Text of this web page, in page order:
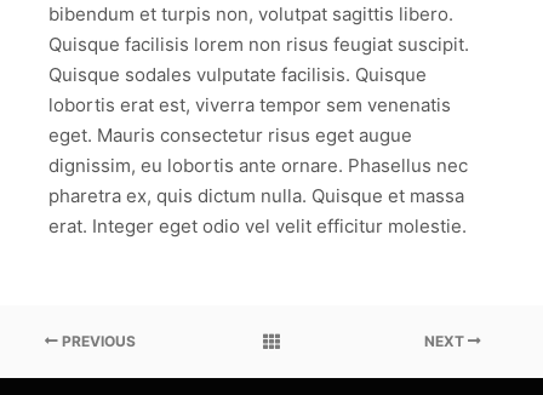
bibendum et turpis non, volutpat sagittis libero.
Quisque facilisis lorem non risus feugiat suscipit.
Quisque sodales vulputate facilisis. Quisque
lobortis erat est, viverra tempor sem venenatis
eget. Mauris consectetur risus eget augue
dignissim, eu lobortis ante ornare. Phasellus nec
pharetra ex, quis dictum nulla. Quisque et massa
erat. Integer eget odio vel velit efficitur molestie.
PREVIOUS NEXT